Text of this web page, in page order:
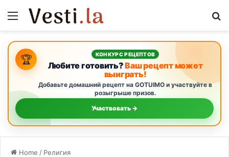
Menu
🏆 КОНКУРС РЕЦЕПТОВ
Любите готовить?Ваш рецепт может
выиграть!
Добавьте домашний рецепт на GOTUIMO и участвуйте в
розыгрыше призов.
Участвовать →
Home / Религия